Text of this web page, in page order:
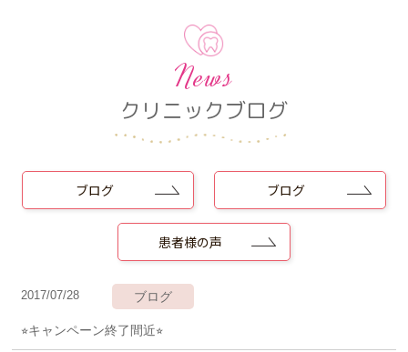
News
クリニックブログ
ブログ ブログ
患者様の声
ブログ
2017/07/28
⭐︎キャンペーン終了間近⭐︎